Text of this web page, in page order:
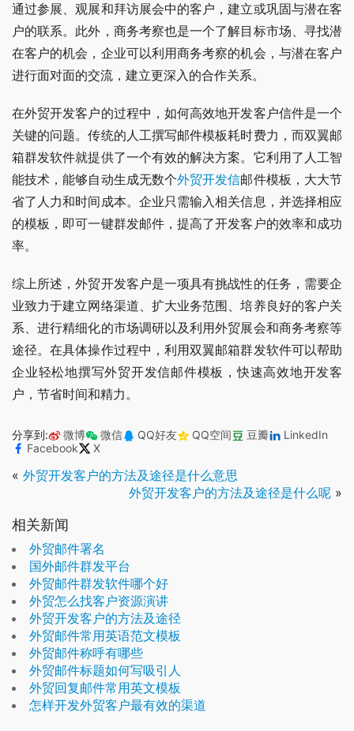
通过参展、观展和拜访展会中的客户，建立或巩固与潜在客
户的联系。此外，商务考察也是一个了解目标市场、寻找潜
在客户的机会，企业可以利用商务考察的机会，与潜在客户
进行面对面的交流，建立更深入的合作关系。
在外贸开发客户的过程中，如何高效地开发客户信件是一个
关键的问题。传统的人工撰写邮件模板耗时费力，而双翼邮
箱群发软件就提供了一个有效的解决方案。它利用了人工智
能技术，能够自动生成无数个外贸开发信邮件模板，大大节
省了人力和时间成本。企业只需输入相关信息，并选择相应
的模板，即可一键群发邮件，提高了开发客户的效率和成功
率。
综上所述，外贸开发客户是一项具有挑战性的任务，需要企
业致力于建立网络渠道、扩大业务范围、培养良好的客户关
系、进行精细化的市场调研以及利用外贸展会和商务考察等
途径。在具体操作过程中，利用双翼邮箱群发软件可以帮助
企业轻松地撰写外贸开发信邮件模板，快速高效地开发客
户，节省时间和精力。
分享到: 微博 微信 QQ好友 QQ空间 豆瓣
LinkedIn
Facebook
X
« 外贸开发客户的方法及途径是什么意思
外贸开发客户的方法及途径是什么呢 »
相关新闻
外贸邮件署名
国外邮件群发平台
外贸邮件群发软件哪个好
外贸怎么找客户资源演讲
外贸开发客户的方法及途径
外贸邮件常用英语范文模板
外贸邮件称呼有哪些
外贸邮件标题如何写吸引人
外贸回复邮件常用英文模板
怎样开发外贸客户最有效的渠道